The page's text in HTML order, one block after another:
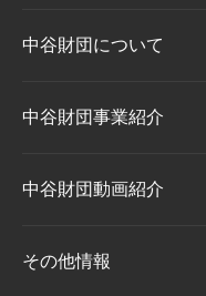
中谷財団について
中谷財団について
理事長挨拶
設立趣意書
中谷財団事業紹介
中谷財団事業紹介
中谷賞
中谷財団動画紹介
その他情報